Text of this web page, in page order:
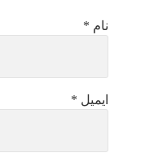
نام *
ایمیل *